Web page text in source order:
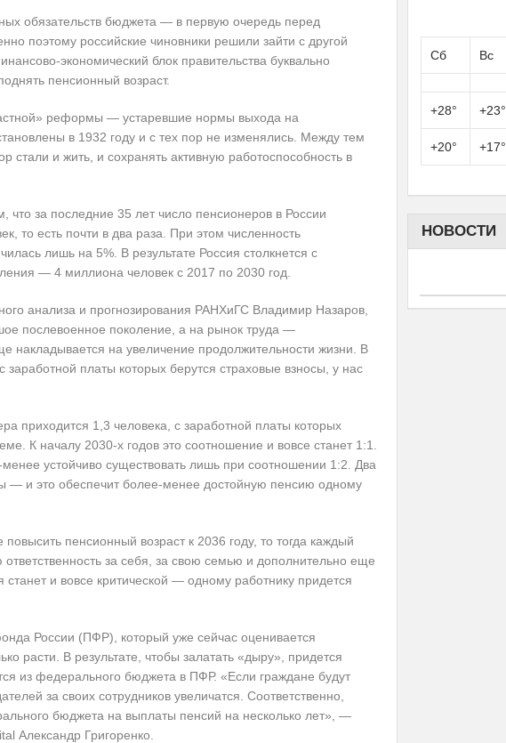
обязательств бюджета — в первую очередь перед
поэтому российские чиновники решили зайти с другой
экономический блок правительства буквально
пенсионный возраст.
реформы — устаревшие нормы выхода на
в 1932 году и с тех пор не изменялись. Между тем
и жить, и сохранять активную работоспособность в
за последние 35 лет число пенсионеров в России
то есть почти в два раза. При этом численность
лишь на 5%. В результате Россия столкнется с
— 4 миллиона человек с 2017 по 2030 год.
анализа и прогнозирования РАНХиГС Владимир Назаров,
послевоенное поколение, а на рынок труда —
накладывается на увеличение продолжительности жизни. В
платы которых берутся страховые взносы, у нас
приходится 1,3 человека, с заработной платы которых
К началу 2030-х годов это соотношение и вовсе станет 1:1.
устойчиво существовать лишь при соотношении 1:2. Два
— и это обеспечит более-менее достойную пенсию одному
пенсионный возраст к 2036 году, то тогда каждый
за себя, за свою семью и дополнительно еще
и вовсе критической — одному работнику придется
России (ПФР), который уже сейчас оценивается
расти. В результате, чтобы залатать «дыру», придется
из федерального бюджета в ПФР. «Если граждане будут
за своих сотрудников увеличатся. Соответственно,
бюджета на выплаты пенсий на несколько лет», —
Александр Григоренко.
Сб
Вс
+28° +23°
+20° +17°
НОВОСТИ